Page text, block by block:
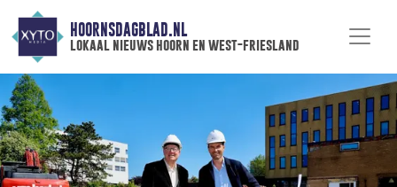
HOORNSDAGBLAD.NL
lokaal nieuws hoorn en west-friesland